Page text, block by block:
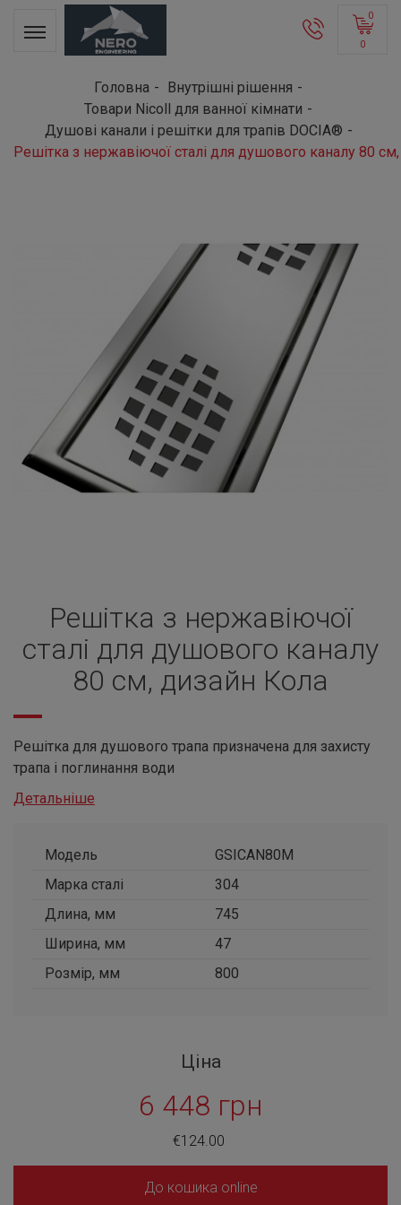
0
0
Головна
Внутрішні рішення
Товари Nicoll для ванної кімнати
Душові канали і решітки для трапів DOCIA®
Решітка з нержавіючої сталі для душового каналу 80
Решітка з нержавіючої
сталі для душового каналу
80 см, дизайн Кола
Решітка для душового трапа призначена для захисту
трапа і поглинання води
Детальніше
Модель
GSICAN80M
Марка сталі
304
Длина, мм
745
Ширина, мм
47
Розмір, мм
800
Ціна
6 448 грн
€124.00
До кошика online